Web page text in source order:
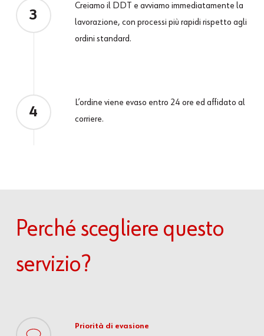
3
Creiamo il DDT e avviamo immediatamente la
lavorazione, con processi più rapidi rispetto agli
ordini standard.
4
L’ordine viene evaso entro 24 ore ed affidato al
corriere.
Perché scegliere questo
servizio?
Priorità di evasione